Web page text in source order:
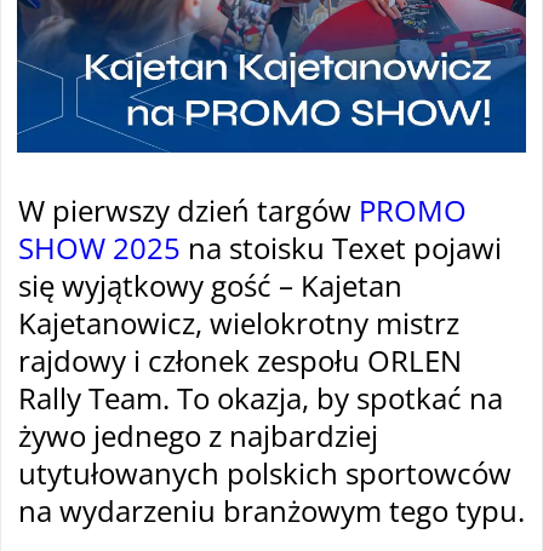
W pierwszy dzień targów PROMO
SHOW 2025 na stoisku Texet pojawi
się wyjątkowy gość – Kajetan
Kajetanowicz, wielokrotny mistrz
rajdowy i członek zespołu ORLEN
Rally Team. To okazja, by spotkać na
żywo jednego z najbardziej
utytułowanych polskich sportowców
na wydarzeniu branżowym tego typu.